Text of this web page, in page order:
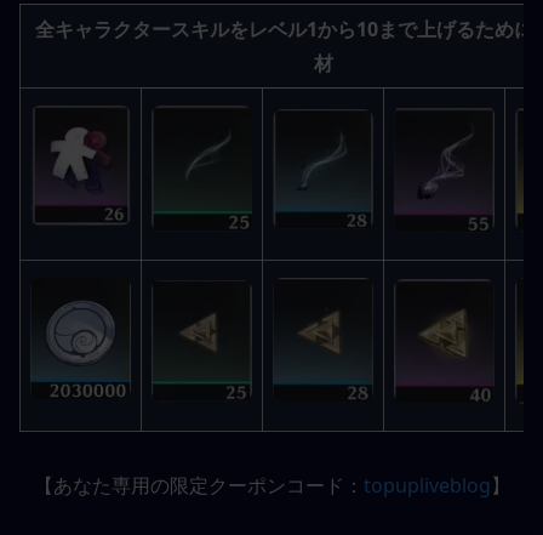
全キャラクタースキルをレベル1から10まで上げるために
材
【あなた専用の限定クーポンコード： topupliveblog】